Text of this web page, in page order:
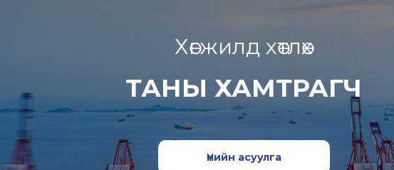
Хөгжилд хөтлөх
ТАНЫ ХАМТРАГЧ
Үнийн асуулга